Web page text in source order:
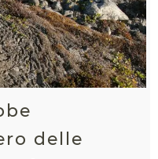
delle